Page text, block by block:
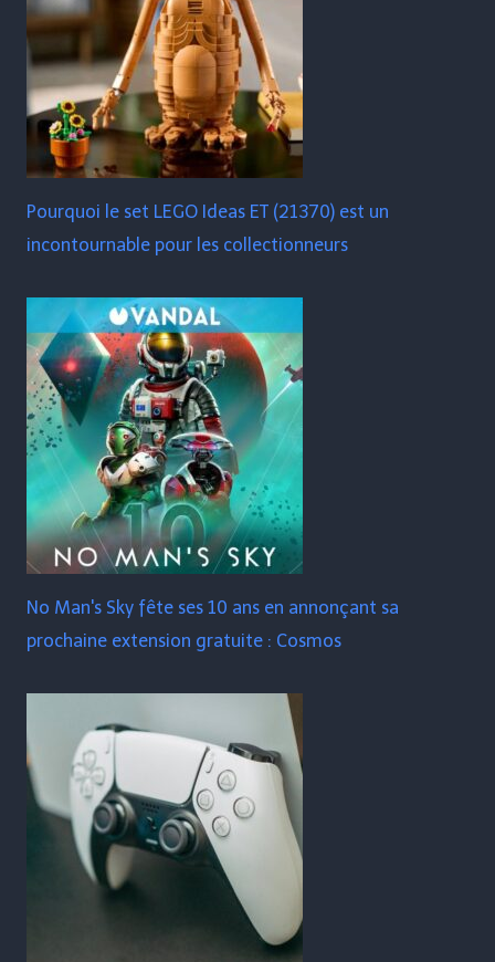
Pourquoi le set LEGO Ideas ET (21370) est un
incontournable pour les collectionneurs
No Man's Sky fête ses 10 ans en annonçant sa
prochaine extension gratuite : Cosmos